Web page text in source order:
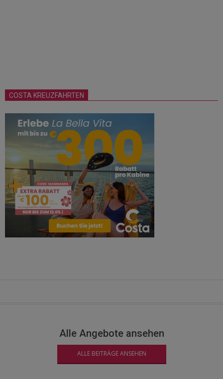
COSTA KREUZFAHRTEN
Alle Angebote ansehen
ALLE BEITRÄGE ANSEHEN